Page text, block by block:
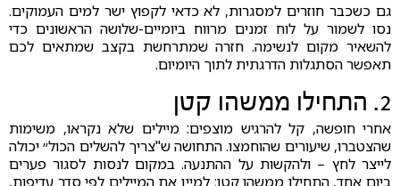
גם כשכבר חוזרים למסגרות, לא כדאי לקפוץ ישר למים העמוקים.
נסו לשמור על לוח זמנים מרווח ביומיים-שלושה הראשונים כדי
להשאיר מקום לנשימה. חזרה שמתרחשת בקצב שמתאים לכם
תאפשר הסתגלות הדרגתית לתוך היומיום.
2. התחילו ממשהו קטן
אחרי חופשה, קל להרגיש מוצפים: מיילים שלא נקראו, משימות
שהצטברו, שיעורים שהוחמצו. התחושה ש"צריך להשלים הכול״ יכולה
לייצר לחץ – ולהקשות על ההתנעה. במקום לנסות לסגור פערים
ביום אחד, התחילו ממשהו קטן: למיין את המיילים לפי סדר עדיפות,